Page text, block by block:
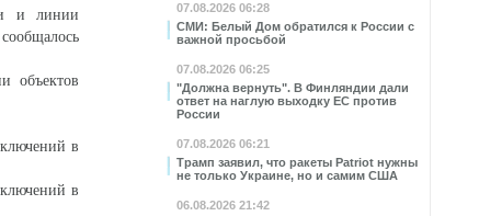
07.08.2026 06:28
СМИ: Белый Дом обратился к России с
важной просьбой
07.08.2026 06:25
"Должна вернуть". В Финляндии дали
ответ на наглую выходку ЕС против
России
07.08.2026 06:21
Трамп заявил, что ракеты Patriot нужны
не только Украине, но и самим США
06.08.2026 21:42
и линии
объектов
в
в